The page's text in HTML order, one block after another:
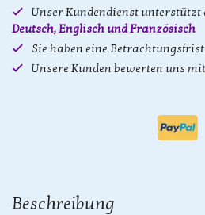
Unser Kundendienst unterstützt
Deutsch, Englisch und Französisch
Sie haben eine
Unsere Kunden bewerten uns mit
Beschreibung